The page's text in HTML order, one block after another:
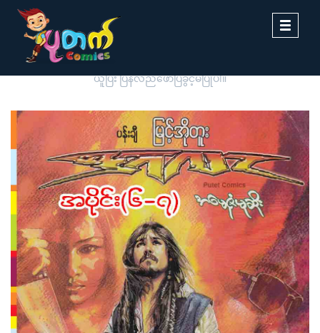
Toggle
ပုတက်ကာတွန်းမှ မူပိုင်စီစဉ်တင်ဆက်ထားခြင်းဖြစ်ပါသည်။ တစ်ဆင့်ကူး
ယူပြီး ပြန်လည်ဖော်ပြခွင့်မပြုပါ။